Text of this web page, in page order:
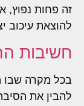
זה פחות נפוץ,
להוצאת עיכוב
חשיבות
בכל מקרה שבו
להבין את